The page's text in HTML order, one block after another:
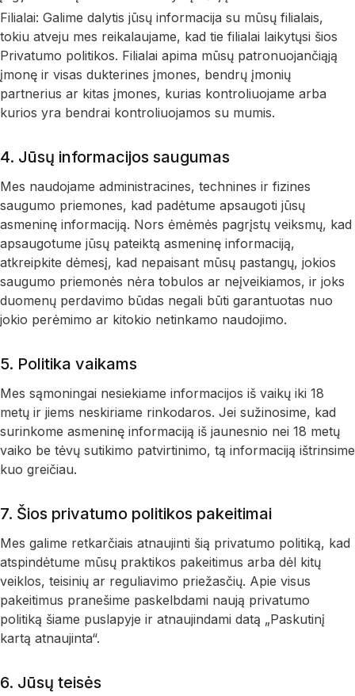
Filialai: Galime dalytis jūsų informacija su mūsų filialais,
tokiu atveju mes reikalaujame, kad tie filialai laikytųsi šios
Privatumo politikos. Filialai apima mūsų patronuojančiąją
įmonę ir visas dukterines įmones, bendrų įmonių
partnerius ar kitas įmones, kurias kontroliuojame arba
kurios yra bendrai kontroliuojamos su mumis.
4. Jūsų informacijos saugumas
Mes naudojame administracines, technines ir fizines
saugumo priemones, kad padėtume apsaugoti jūsų
asmeninę informaciją. Nors ėmėmės pagrįstų veiksmų, kad
apsaugotume jūsų pateiktą asmeninę informaciją,
atkreipkite dėmesį, kad nepaisant mūsų pastangų, jokios
saugumo priemonės nėra tobulos ar neįveikiamos, ir joks
duomenų perdavimo būdas negali būti garantuotas nuo
jokio perėmimo ar kitokio netinkamo naudojimo.
5. Politika vaikams
Mes sąmoningai nesiekiame informacijos iš vaikų iki 18
metų ir jiems neskiriame rinkodaros. Jei sužinosime, kad
surinkome asmeninę informaciją iš jaunesnio nei 18 metų
vaiko be tėvų sutikimo patvirtinimo, tą informaciją ištrinsime
kuo greičiau.
7. Šios privatumo politikos pakeitimai
Mes galime retkarčiais atnaujinti šią privatumo politiką, kad
atspindėtume mūsų praktikos pakeitimus arba dėl kitų
veiklos, teisinių ar reguliavimo priežasčių. Apie visus
pakeitimus pranešime paskelbdami naują privatumo
politiką šiame puslapyje ir atnaujindami datą „Paskutinį
kartą atnaujinta“.
6. Jūsų teisės